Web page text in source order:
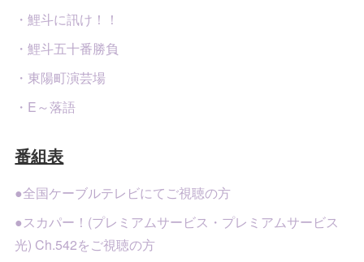
・鯉斗に訊け！！
・鯉斗五十番勝負
・東陽町演芸場
・E～落語
番組表
●全国ケーブルテレビにてご視聴の方
●スカパー！(プレミアムサービス・プレミアムサービス
光) Ch.542をご視聴の方